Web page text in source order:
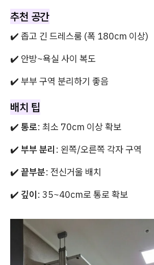
추천 공간
✔️ 좁고 긴 드레스룸 (폭 180cm 이상)
✔️ 안방~욕실 사이 복도
✔️ 부부 구역 분리하기 좋음
배치 팁
✔️ 통로: 최소 70cm 이상 확보
✔️ 부부 분리 : 왼쪽/오른쪽 각자 구역
✔️ 끝부분: 전신거울 배치
✔️ 깊이: 35~40cm로 통로 확보